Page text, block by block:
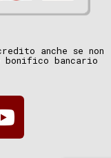
anche se non
bonifico bancario